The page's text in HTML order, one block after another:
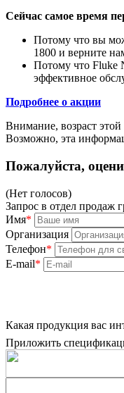
Сейчас самое время
Потому что вы
1800 и верните
Потому что Fluke
эффективное
Подробнее о акции
Внимание, возраст
Возможно, эта
Пожалуйста,
(Нет голосов)
Запрос в отдел продаж
Имя*
Организация
Телефон*
E-mail*
Какая продукция вас
Приложить